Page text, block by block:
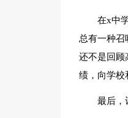
在x中
总有一种召
还不是回顾
绩，向学校
最后，